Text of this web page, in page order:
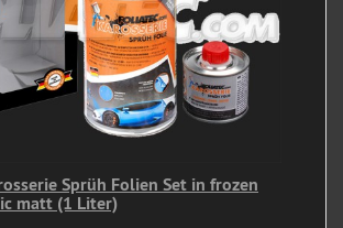
Sprüh Folien Set in frozen
matt (1 Liter)